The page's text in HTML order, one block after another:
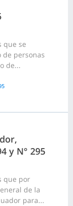
que se
personas
de...
y N° 295
que por
de la
para...